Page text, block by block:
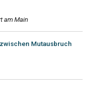
am Main
Mutausbruch